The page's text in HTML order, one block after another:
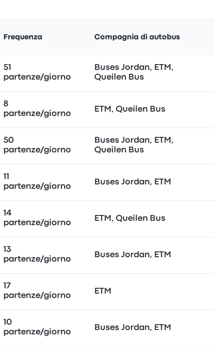
Frequenza Compagnia di autobus
51
partenze/giorno
Buses Jordan, ETM,
Queilen Bus
8
partenze/giorno
ETM, Queilen Bus
50
partenze/giorno
Buses Jordan, ETM,
Queilen Bus
11
partenze/giorno
Buses Jordan, ETM
14
partenze/giorno
ETM, Queilen Bus
13
partenze/giorno
Buses Jordan, ETM
17
partenze/giorno
ETM
10
partenze/giorno
Buses Jordan, ETM